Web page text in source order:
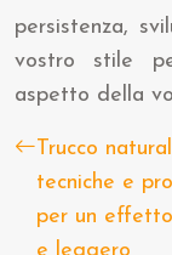
persistenza,
vostro stile
aspetto della
Trucco
tecniche e
per un